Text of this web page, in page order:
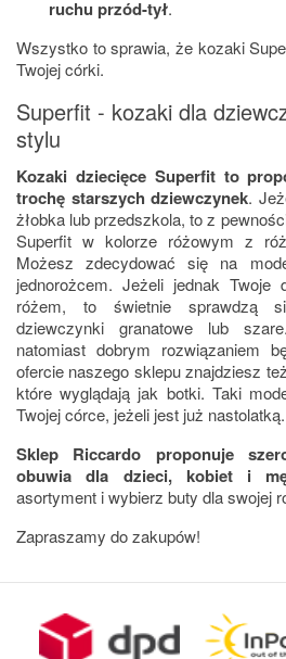
ruchu przód-tył.
Wszystko to sprawia, że kozaki
Twojej córki.
Superfit - kozaki dla
stylu
Kozaki dziecięce Superfit to
trochę starszych dziewczynek.
żłobka lub przedszkola, to z
Superfit w kolorze różowym z
Możesz zdecydować się na
jednorożcem. Jeżeli jednak Twoje
różem, to świetnie sprawdzą
dziewczynki granatowe lub
natomiast dobrym rozwiązaniem
ofercie naszego sklepu znajdziesz
które wyglądają jak botki. Taki
Twojej córce, jeżeli jest już nastolatką.
Sklep Riccardo proponuje
obuwia dla dzieci, kobiet i
asortyment i wybierz buty dla swojej
Zapraszamy do zakupów!